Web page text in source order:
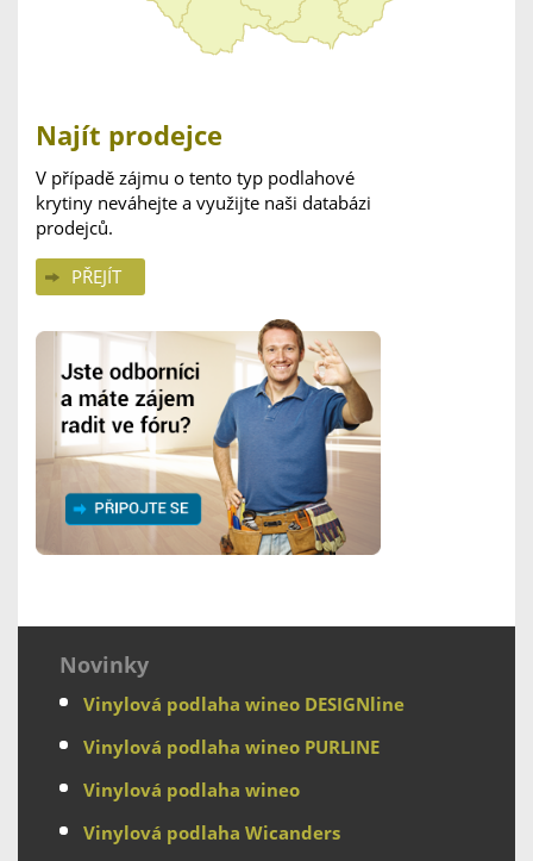
Najít prodejce
V případě zájmu o tento typ podlahové
krytiny neváhejte a využijte naši databázi
prodejců.
PŘEJÍT
Novinky
Vinylová podlaha wineo DESIGNline
Vinylová podlaha wineo PURLINE
Vinylová podlaha wineo
Vinylová podlaha Wicanders